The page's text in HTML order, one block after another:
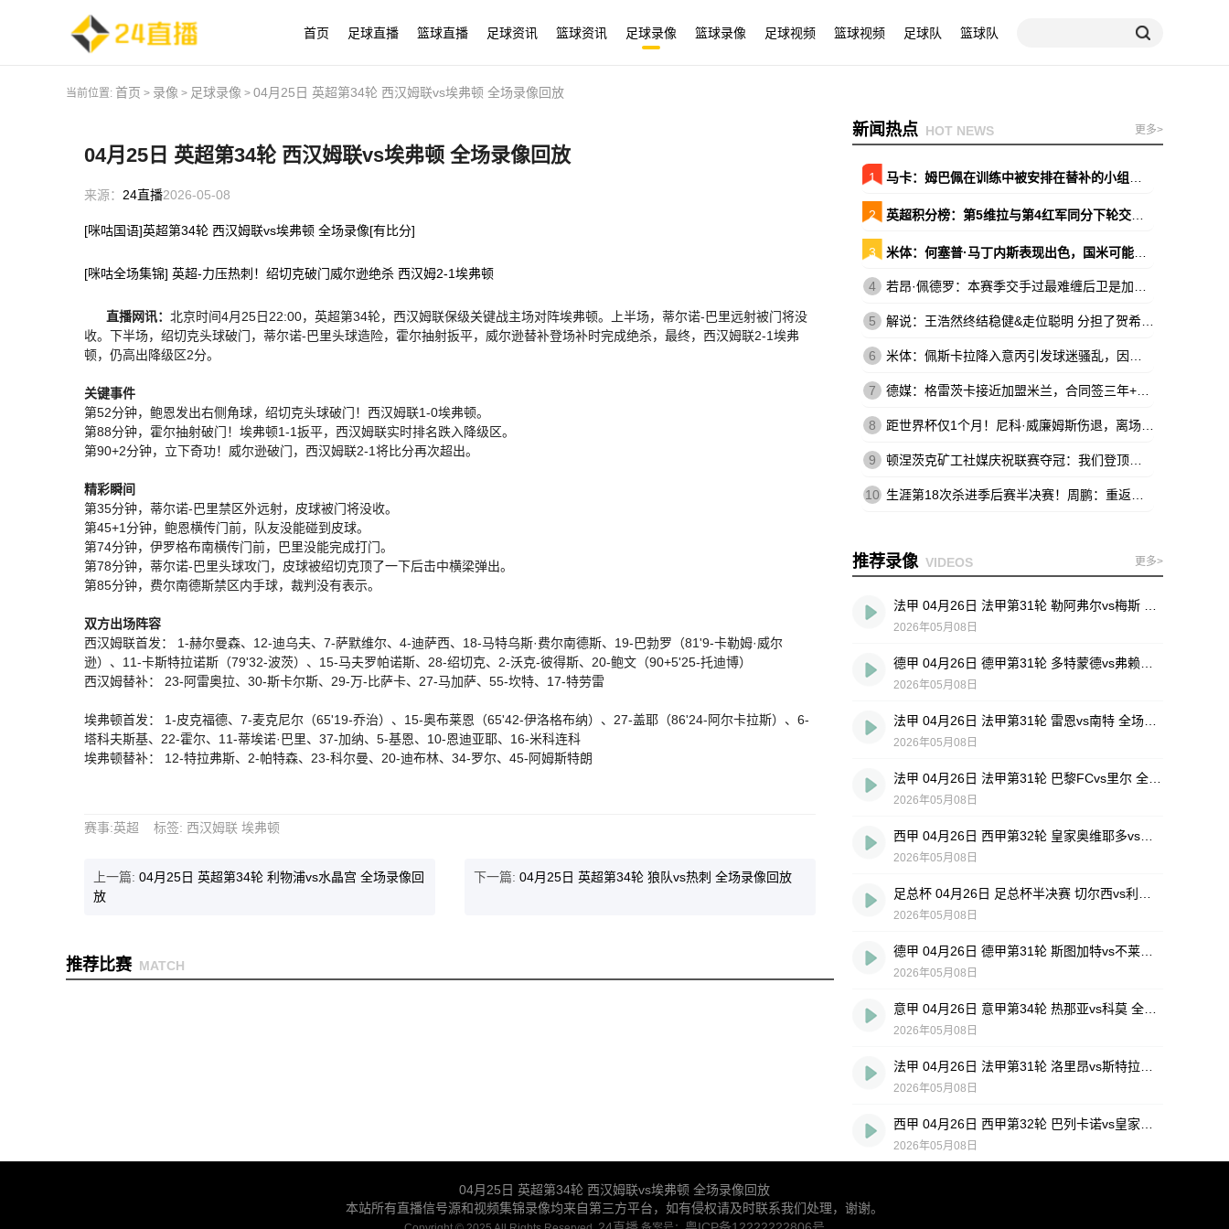
首页 足球直播 篮球直播 足球资讯 篮球资讯 足球录像 篮球录像 足球视频 篮球视频 足球队 篮球队
当前位置: 首页 > 录像 > 足球录像 > 04月25日 英超第34轮 西汉姆联vs埃弗顿 全场录像回放
04月25日 英超第34轮 西汉姆联vs埃弗顿 全场录像回放
来源： 24直播2026-05-08
[咪咕国语]英超第34轮 西汉姆联vs埃弗顿 全场录像[有比分]
[咪咕全场集锦] 英超-力压热刺！绍切克破门威尔逊绝杀 西汉姆2-1埃弗顿
直播网讯： 北京时间4月25日22:00，英超第34轮，西汉姆联保级关键战主场对阵埃弗顿。上半场，蒂尔诺-巴里远射被门将没
收。下半场，绍切克头球破门，蒂尔诺-巴里头球造险，霍尔抽射扳平，威尔逊替补登场补时完成绝杀，最终，西汉姆联2-1埃弗
顿，仍高出降级区2分。
关键事件
第52分钟，鲍恩发出右侧角球，绍切克头球破门！西汉姆联1-0埃弗顿。
第88分钟，霍尔抽射破门！埃弗顿1-1扳平，西汉姆联实时排名跌入降级区。
第90+2分钟，立下奇功！威尔逊破门，西汉姆联2-1将比分再次超出。
精彩瞬间
第35分钟，蒂尔诺-巴里禁区外远射，皮球被门将没收。
第45+1分钟，鲍恩横传门前，队友没能碰到皮球。
第74分钟，伊罗格布南横传门前，巴里没能完成打门。
第78分钟，蒂尔诺-巴里头球攻门，皮球被绍切克顶了一下后击中横梁弹出。
第85分钟，费尔南德斯禁区内手球，裁判没有表示。
双方出场阵容
西汉姆联首发： 1-赫尔曼森、12-迪乌夫、7-萨默维尔、4-迪萨西、18-马特乌斯·费尔南德斯、19-巴勃罗（81'9-卡勒姆·威尔
逊）、11-卡斯特拉诺斯（79'32-波茨）、15-马夫罗帕诺斯、28-绍切克、2-沃克-彼得斯、20-鲍文（90+5'25-托迪博）
西汉姆替补： 23-阿雷奥拉、30-斯卡尔斯、29-万-比萨卡、27-马加萨、55-坎特、17-特劳雷
埃弗顿首发： 1-皮克福德、7-麦克尼尔（65'19-乔治）、15-奥布莱恩（65'42-伊洛格布纳）、27-盖耶（86'24-阿尔卡拉斯）、6-
塔科夫斯基、22-霍尔、11-蒂埃诺·巴里、37-加纳、5-基恩、10-恩迪亚耶、16-米科连科
埃弗顿替补： 12-特拉弗斯、2-帕特森、23-科尔曼、20-迪布林、34-罗尔、45-阿姆斯特朗
赛事:英超 标签: 西汉姆联 埃弗顿
上一篇: 04月25日 英超第34轮 利物浦vs水晶宫 全场录像回
放
下一篇: 04月25日 英超第34轮 狼队vs热刺 全场录像回放
推荐比赛 MATCH
新闻热点 HOT NEWS 更多>
1 马卡：姆巴佩在训练中被安排在替补的小组，原本会以替补出战巴萨
2 英超积分榜：第5维拉与第4红军同分下轮交锋 森林暂领先降级区7分
3 米体：何塞普·马丁内斯表现出色，国米可能放弃引进维卡里奥
4 若昂·佩德罗：本赛季交手过最难缠后卫是加布，他的速度让我惊讶
5 解说：王浩然终结稳健&走位聪明 分担了贺希宁和史密斯的进攻压力
6 米体：佩斯卡拉降入意丙引发球迷骚乱，因西涅落泪、被球迷嘘
7 德媒：格雷茨卡接近加盟米兰，合同签三年+基础年薪500万欧
8 距世界杯仅1个月！尼科·威廉姆斯伤退，离场时不断说：这不可能
9 顿涅茨克矿工社媒庆祝联赛夺冠：我们登顶王座，实至名归
10 生涯第18次杀进季后赛半决赛！周鹏：重返四强 跟球队一起拼到底
推荐录像 VIDEOS 更多>
2026年05月08日
2026年05月08日
2026年05月08日
2026年05月08日
2026年05月08日
2026年05月08日
2026年05月08日
2026年05月08日
2026年05月08日
2026年05月08日
04月25日 英超第34轮 西汉姆联vs埃弗顿 全场录像回放
本站所有直播信号源和视频集锦录像均来自第三方平台，如有侵权请及时联系我们处理，谢谢。